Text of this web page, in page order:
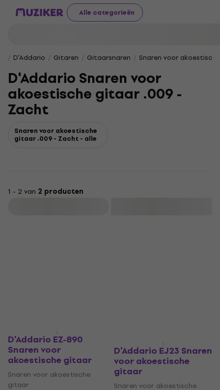
Alle categorieën
D'Addario Gitaren Gitaarsnaren Snaren voor
D'Addario Snaren voor
akoestische gitaar .009 -
Zacht
Snaren voor akoestische
gitaar .009 - Zacht - alle
1 - 2 van 2 producten
D'Addario EZ-890
Snaren voor
akoestische gitaar
Snaren voor akoestische
gitaar
D'Addario EJ23 Snaren
voor akoestische
gitaar
Snaren voor akoestische